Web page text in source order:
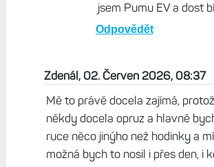
jsem Pumu EV a dost
Odpovědět
Zdenál, 02. Červen 2026, 08:37
Mě to právě docela zajímá,
někdy docela opruz a hlavně
ruce něco jinýho než hodinky a
možná bych to nosil i přes den, i